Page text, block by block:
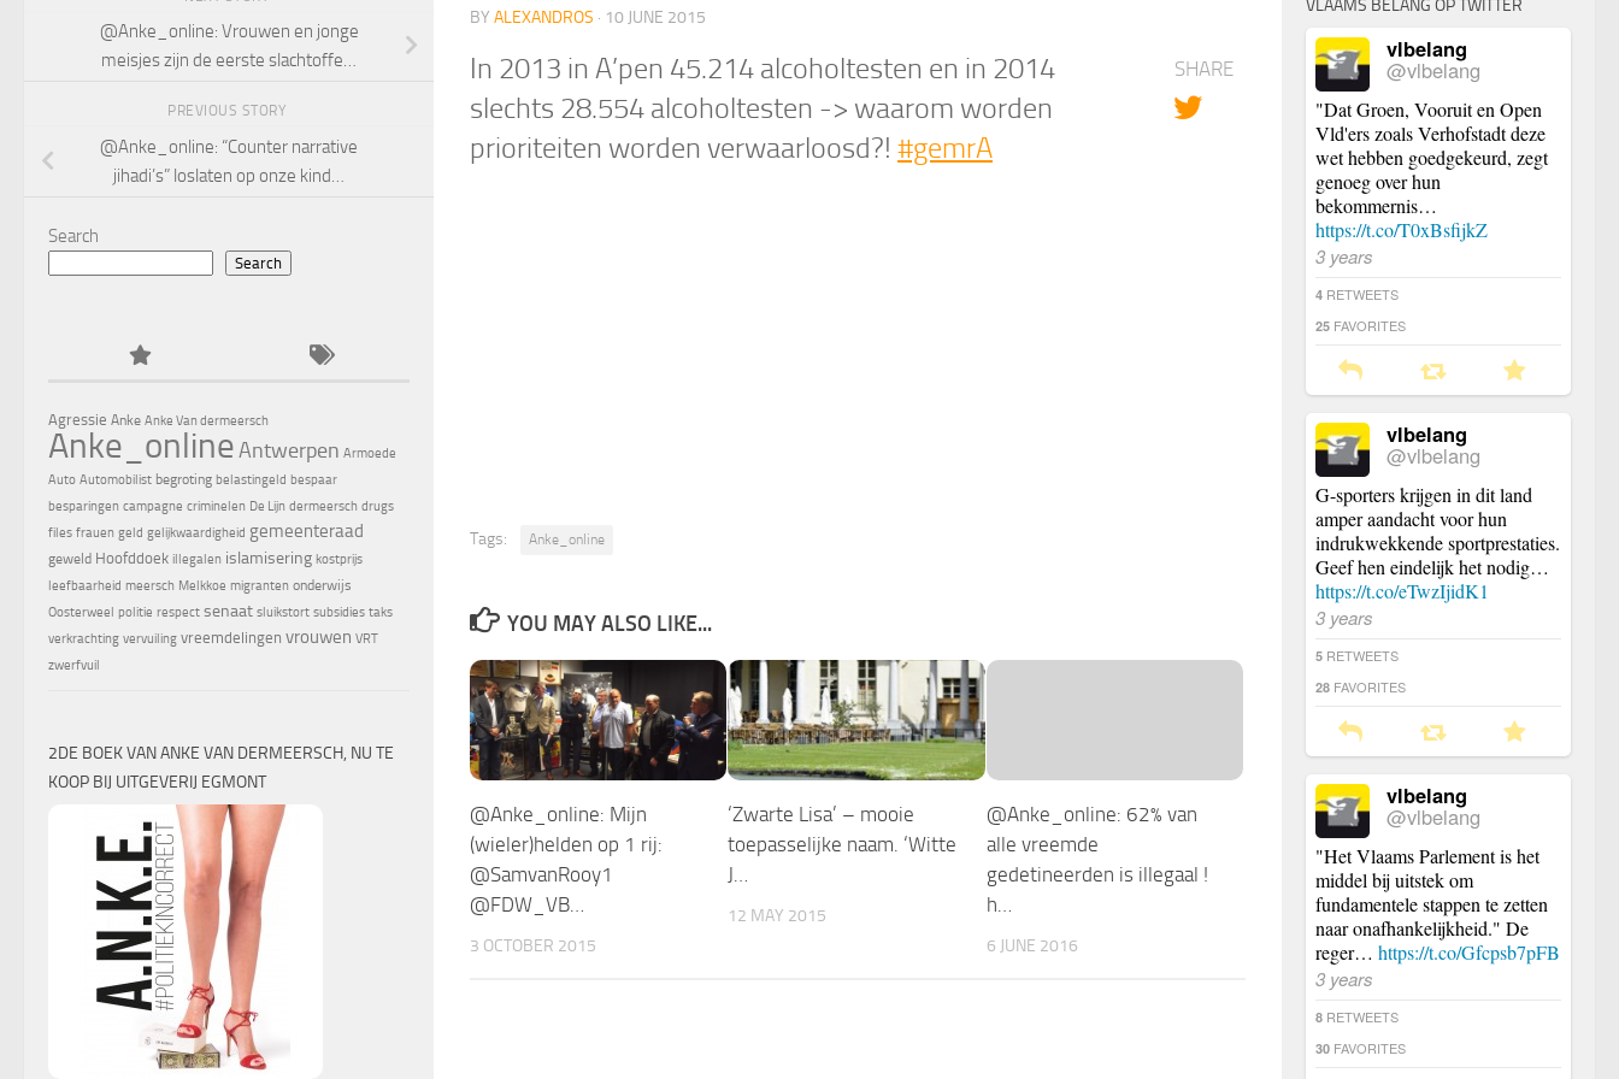
BY ALEXANDROS · 10 JUNE 2015
In 2013 in A’pen 45.214 alcoholtesten en in 2014
slechts 28.554 alcoholtesten -> waarom worden
prioriteiten worden verwaarloosd?! #gemrA
SHARE
Tags: Anke_online
YOU MAY ALSO LIKE...
@Anke_online: Mijn
(wieler)helden op 1 rij:
@SamvanRooy1
@FDW_VB…
3 OCTOBER 2015
‘Zwarte Lisa’ – mooie
toepasselijke naam. ‘Witte
J…
12 MAY 2015
@Anke_online: 62% van
alle vreemde
gedetineerden is illegaal !
h…
6 JUNE 2016
@Anke_online: Vrouwen en jonge
meisjes zijn de eerste slachtoffe…
PREVIOUS STORY
@Anke_online: “Counter narrative
jihadi’s” loslaten op onze kind…
Search
Search
Agressie Anke Anke Van dermeersch
Anke_onlineAntwerpen Armoede
Auto Automobilist begroting belastingeld bespaar
besparingen campagne criminelen De Lijn dermeersch drugs
files frauen geld gelijkwaardigheid gemeenteraad
geweld Hoofddoek illegalen islamisering kostprijs
leefbaarheid meersch Melkkoe migranten onderwijs
Oosterweel politie respect senaat sluikstort subsidies taks
verkrachting vervuiling vreemdelingen vrouwen VRT
zwerfvuil
2DE BOEK VAN ANKE VAN DERMEERSCH, NU TE
KOOP BIJ UITGEVERIJ EGMONT
VLAAMS BELANG OP TWITTER
vlbelang
@vlbelang
"Dat Groen, Vooruit en Open
Vld'ers zoals Verhofstadt deze
wet hebben goedgekeurd, zegt
genoeg over hun
bekommernis…
https://t.co/T0xBsfijkZ
3 years
4 RETWEETS
25 FAVORITES
vlbelang
@vlbelang
G-sporters krijgen in dit land
amper aandacht voor hun
indrukwekkende sportprestaties.
Geef hen eindelijk het nodig…
https://t.co/eTwzIjidK1
3 years
5 RETWEETS
28 FAVORITES
vlbelang
@vlbelang
"Het Vlaams Parlement is het
middel bij uitstek om
fundamentele stappen te zetten
naar onafhankelijkheid." De
reger… https://t.co/Gfcpsb7pFB
3 years
8 RETWEETS
30 FAVORITES